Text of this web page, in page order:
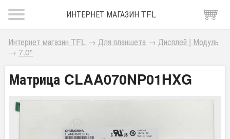
ИНТЕРНЕТ МАГАЗИН TFL
Интернет магазин TFL → Для планшета → Дисплей | Модуль
→ 7.0"
Матрица CLAA070NP01HXG